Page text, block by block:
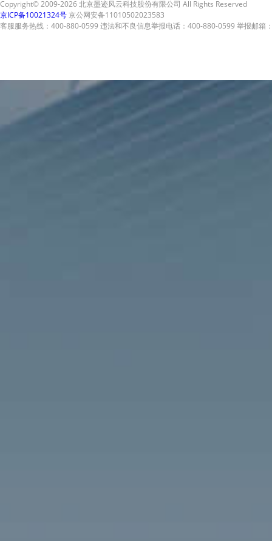
Copyright© 2009-2026 北京墨迹风云科技股份有限公司 All Rights Reserved
京ICP备10021324号京公网安备11010502023583
客服服务热线：400-880-0599 违法和不良信息举报电话：400-880-0599 举报邮箱